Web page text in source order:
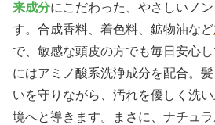
来成分にこだわった、やさしいノ
す。合成香料、着色料、鉱物油など
で、敏感な頭皮の方でも毎日安心
にはアミノ酸系洗浄成分を配合。
いを守りながら、汚れを優しく洗
境へと導きます。まさに、ナチュ